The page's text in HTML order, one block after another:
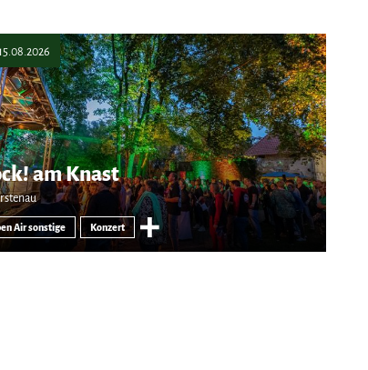
am Knast
Air sonstige Konzert